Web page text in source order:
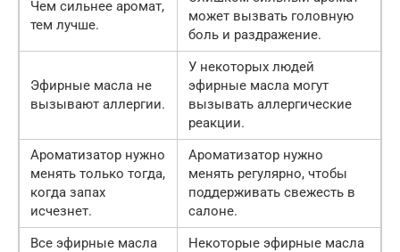
Чем сильнее аромат,
тем лучше.
может вызвать головную
боль и раздражение.
Эфирные масла не
вызывают аллергии.
У некоторых людей
эфирные масла могут
вызывать аллергические
реакции.
Ароматизатор нужно
менять только тогда,
когда запах
исчезнет.
Ароматизатор нужно
менять регулярно, чтобы
поддерживать свежесть в
салоне.
Все эфирные масла
Некоторые эфирные масла